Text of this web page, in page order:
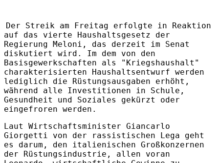
Der Streik am Freitag erfolgte in Reaktion
auf das vierte Haushaltsgesetz der
Regierung Meloni, das derzeit im Senat
diskutiert wird. Im dem von den
Basisgewerkschaften als "Kriegshaushalt"
charakterisierten Haushaltsentwurf werden
lediglich die Rüstungsausgaben erhöht,
während alle Investitionen in Schule,
Gesundheit und Soziales gekürzt oder
eingefroren werden.
Laut Wirtschaftsminister Giancarlo
Giorgetti von der rassistischen Lega geht
es darum, den italienischen Großkonzernen
der Rüstungsindustrie, allen voran